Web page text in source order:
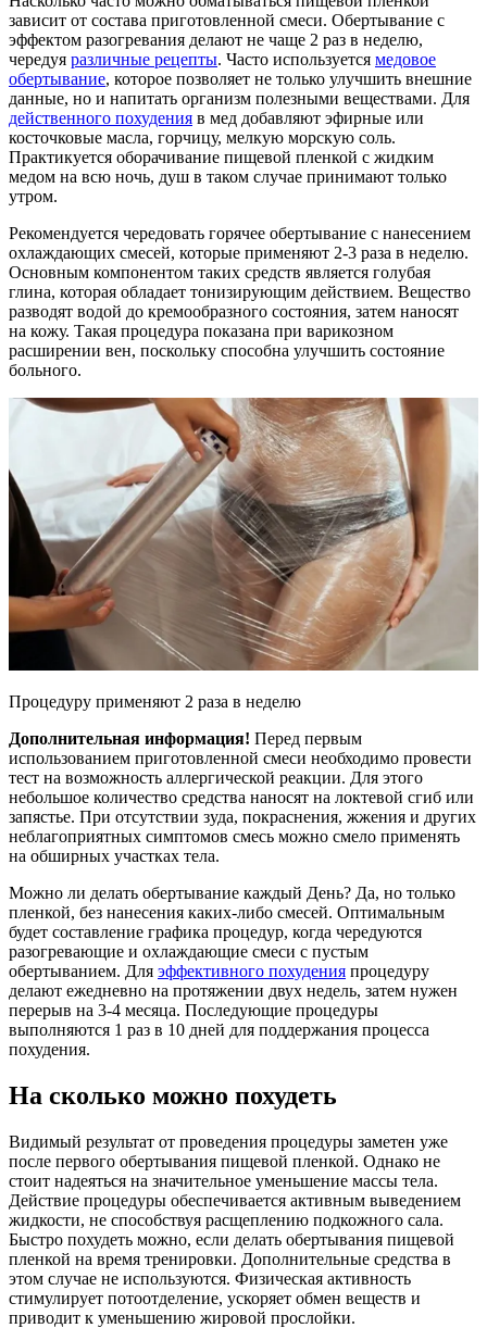
зависит от состава приготовленной смеси. Обертывание с
эффектом разогревания делают не чаще 2 раз в неделю,
чередуя различные рецепты. Часто используется медовое
обертывание, которое позволяет не только улучшить внешние
данные, но и напитать организм полезными веществами. Для
действенного похудения в мед добавляют эфирные или
косточковые масла, горчицу, мелкую морскую соль.
Практикуется оборачивание пищевой пленкой с жидким
медом на всю ночь, душ в таком случае принимают только
утром.
Рекомендуется чередовать горячее обертывание с нанесением
охлаждающих смесей, которые применяют 2-3 раза в неделю.
Основным компонентом таких средств является голубая
глина, которая обладает тонизирующим действием. Вещество
разводят водой до кремообразного состояния, затем наносят
на кожу. Такая процедура показана при варикозном
расширении вен, поскольку способна улучшить состояние
больного.
Процедуру применяют 2 раза в неделю
Дополнительная информация! Перед первым
использованием приготовленной смеси необходимо провести
тест на возможность аллергической реакции. Для этого
небольшое количество средства наносят на локтевой сгиб или
запястье. При отсутствии зуда, покраснения, жжения и других
неблагоприятных симптомов смесь можно смело применять
на обширных участках тела.
Можно ли делать обертывание каждый День? Да, но только
пленкой, без нанесения каких-либо смесей. Оптимальным
будет составление графика процедур, когда чередуются
разогревающие и охлаждающие смеси с пустым
обертыванием. Для эффективного похудения процедуру
делают ежедневно на протяжении двух недель, затем нужен
перерыв на 3-4 месяца. Последующие процедуры
выполняются 1 раз в 10 дней для поддержания процесса
похудения.
На сколько можно похудеть
Видимый результат от проведения процедуры заметен уже
после первого обертывания пищевой пленкой. Однако не
стоит надеяться на значительное уменьшение массы тела.
Действие процедуры обеспечивается активным выведением
жидкости, не способствуя расщеплению подкожного сала.
Быстро похудеть можно, если делать обертывания пищевой
пленкой на время тренировки. Дополнительные средства в
этом случае не используются. Физическая активность
стимулирует потоотделение, ускоряет обмен веществ и
приводит к уменьшению жировой прослойки.